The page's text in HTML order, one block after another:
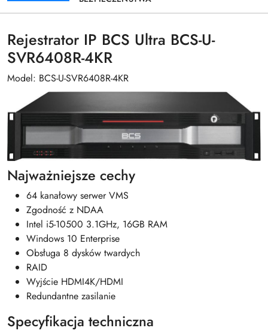
Rejestrator IP BCS Ultra BCS-U-
SVR6408R-4KR
Model: BCS-U-SVR6408R-4KR
Najważniejsze cechy
64 kanałowy serwer VMS
Zgodność z NDAA
Intel i5-10500 3.1GHz, 16GB RAM
Windows 10 Enterprise
Obsługa 8 dysków twardych
RAID
Wyjście HDMI4K/HDMI
Redundantne zasilanie
Specyfikacja techniczna